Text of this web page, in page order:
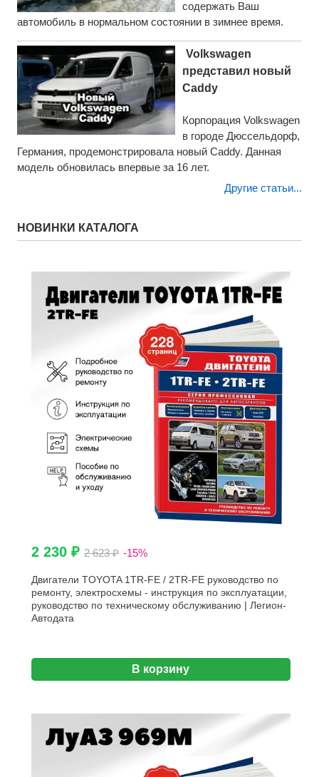
содержать Ваш
автомобиль в нормальном состоянии в зимнее время.
Volkswagen
представил новый
Caddy
Корпорация Volkswagen
в городе Дюссельдорф,
Германия, продемонстрировала новый Caddy. Данная
модель обновилась впервые за 16 лет.
Другие статьи...
НОВИНКИ КАТАЛОГА
2 230 ₽ 2 623 ₽ -15%
Двигатели TOYOTA 1TR-FE / 2TR-FE руководство по
ремонту, электросхемы - инструкция по эксплуатации,
руководство по техническому обслуживанию | Легион-
Aвтодата
В корзину